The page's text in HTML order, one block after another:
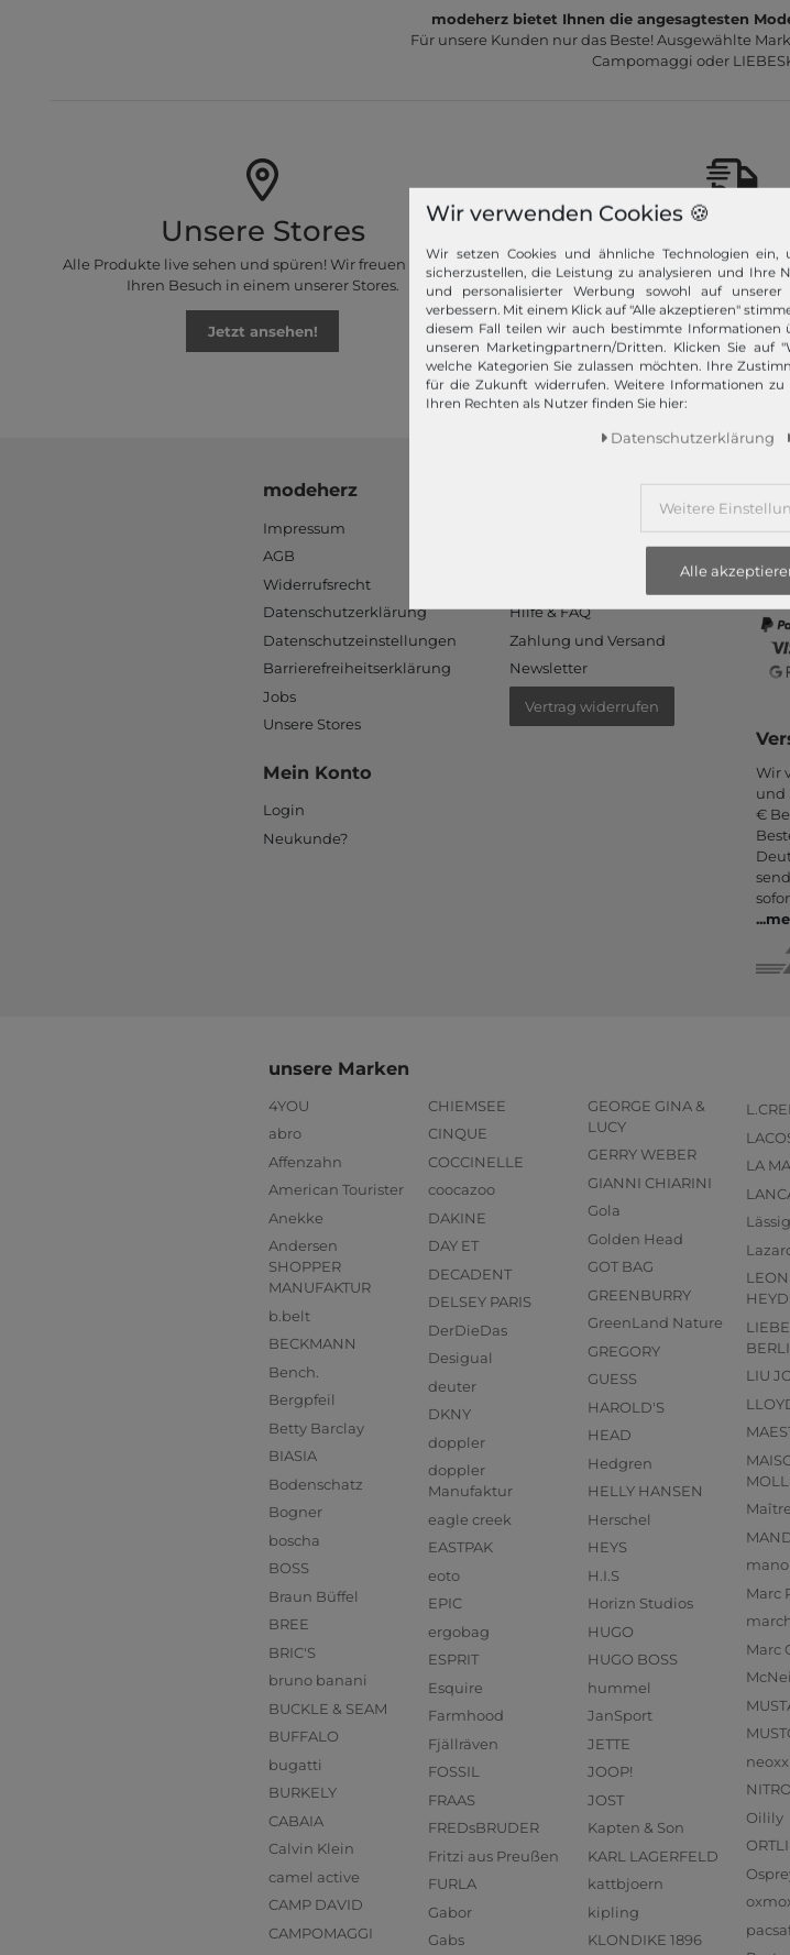
modeherz bietet Ihnen die angesagtesten
Für unsere Kunden nur das Beste! Ausgewählte
Campomaggi oder
Unsere Stores
Alle Produkte live sehen und spüren! Wir freuen uns auf
Ihren Besuch in einem unserer Stores.
Jetzt ansehen!
Schneller
Wir versenden Ihre
Premiumversand.
Mehr dazu!
modeherz
Impressum
AGB
Widerrufsrecht
Datenschutzerklärung
Datenschutzeinstellungen
Barrierefreiheitserklärung
Jobs
Unsere Stores
Mein Konto
Login
Neukunde?
Informationen
Hilfe & FAQ
Zahlung und Versand
Newsletter
Vertrag widerrufen
Wir
und
€
...
unsere Marken
4YOU
abro
Affenzahn
American Tourister
Anekke
Andersen
SHOPPER
MANUFAKTUR
b.belt
BECKMANN
Bench.
Bergpfeil
Betty Barclay
BIASIA
Bodenschatz
Bogner
boscha
BOSS
Braun Büffel
BREE
BRIC'S
bruno banani
BUCKLE & SEAM
BUFFALO
bugatti
BURKELY
CABAIA
Calvin Klein
camel active
CAMP DAVID
CAMPOMAGGI
CHIEMSEE
CINQUE
COCCINELLE
coocazoo
DAKINE
DAY ET
DECADENT
DELSEY PARIS
DerDieDas
Desigual
deuter
DKNY
doppler
doppler
Manufaktur
eagle creek
EASTPAK
eoto
EPIC
ergobag
ESPRIT
Esquire
Farmhood
Fjällräven
FOSSIL
FRAAS
FREDsBRUDER
Fritzi aus Preußen
FURLA
Gabor
Gabs
GEORGE GINA &
LUCY
GERRY WEBER
GIANNI CHIARINI
Gola
Golden Head
GOT BAG
GREENBURRY
GreenLand Nature
GREGORY
GUESS
HAROLD'S
HEAD
Hedgren
HELLY HANSEN
Herschel
HEYS
H.I.S
Horizn Studios
HUGO
HUGO BOSS
hummel
JanSport
JETTE
JOOP!
JOST
Kapten & Son
KARL LAGERFELD
kattbjoern
kipling
KLONDIKE 1896
LA
Lässig
LIU
Maître
mano
Marc
Marc
neoxx
NITRO
Oilily
Wir verwenden Cookies 🍪
Wir setzen Cookies und ähnliche Technologien
sicherzustellen, die Leistung zu analysieren und Ihre
und personalisierter Werbung sowohl auf
verbessern. Mit einem Klick auf "Alle akzeptieren"
diesem Fall teilen wir auch bestimmte
unseren Marketingpartnern/Dritten. Klicken Sie auf
welche Kategorien Sie zulassen möchten. Ihre
für die Zukunft widerrufen. Weitere Informationen zu
Ihren Rechten als Nutzer finden Sie hier:
Daten­schutz­erklärung
Weitere
Alle